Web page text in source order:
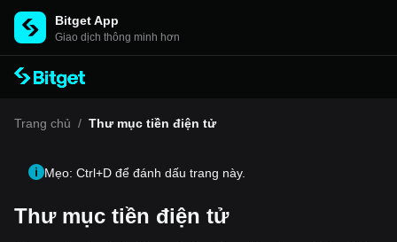
Bitget App
Giao dịch thông minh hơn
Trang chủ / Thư mục tiền điện tử
Thư mục tiền điện tử
Mẹo: Ctrl+D để đánh dấu trang này.